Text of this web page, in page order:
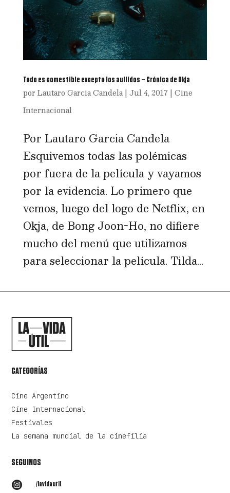
Todo es comestible excepto los aullidos – Crónica de Okja
por Lautaro Garcia Candela| Jul 4, 2017| Cine
Internacional
Por Lautaro Garcia Candela
Esquivemos todas las polémicas
por fuera de la película y vayamos
por la evidencia. Lo primero que
vemos, luego del logo de Netflix, en
Okja, de Bong Joon-Ho, no difiere
mucho del menú que utilizamos
para seleccionar la película. Tilda...
CATEGORÍAS
Cine Argentino
Cine Internacional
Festivales
La semana mundial de la cinefilia
SEGUINOS
 /lavidautil